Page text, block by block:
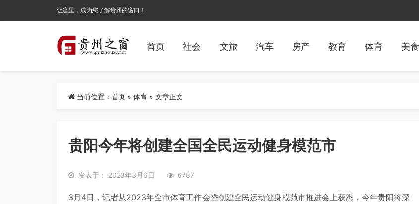
让这里，成为您了解贵州的窗口！
首页 社会 文旅 汽车 房产 教育 体育 美食
当前位置： 首页 » 体育 » 文章正文
贵阳今年将创建全国全民运动健身模范市
发表于： 2023年3月6日 6787
3月4日，记者从2023年全市体育工作会暨创建全民运动健身模范市推进会上获悉，今年贵阳将深